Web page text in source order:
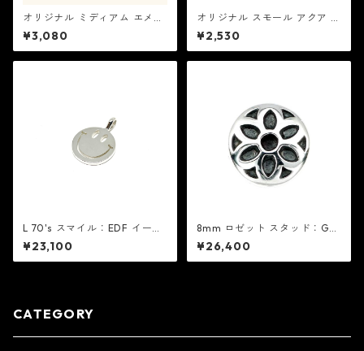
オリジナル ミディアム エメラ
ルド / カクタス セントクリス
トファー ネックレス：GET BA
CK NECKLACES ゲット バック
¥3,080
オリジナル スモール アクア /
ベイビー ブルー セントクリス
トファー ネックレス ：GET B
ACK NECKLACES ゲット バッ
¥2,530
L 70's スマイル：EDF イーデ
ィーエフ
¥23,100
8mm ロゼット スタッド：Go
od Art HLYWD グッド アート
ハリウッド
¥26,400
CATEGORY